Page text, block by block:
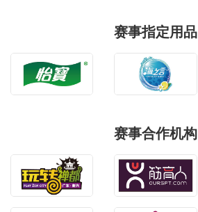
赛事指定用品
赛事合作机构